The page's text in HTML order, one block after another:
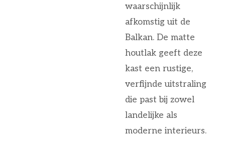
waarschijnlijk
afkomstig uit de
Balkan. De matte
houtlak geeft deze
kast een rustige,
verfijnde uitstraling
die past bij zowel
landelijke als
moderne interieurs.